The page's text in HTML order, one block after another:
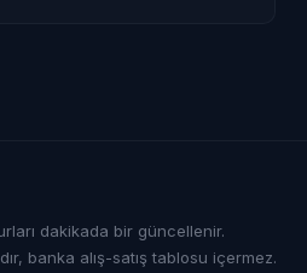
dakikada bir güncellenir.
banka alış-satış tablosu içermez.